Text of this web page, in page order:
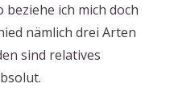
ich mich doch
nämlich drei Arten
sind relatives